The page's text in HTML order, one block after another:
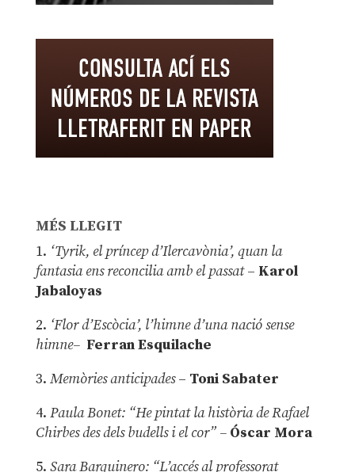
MÉS LLEGIT
1. ‘Tyrik, el príncep d’Ilercavònia’, quan la
fantasia ens reconcilia amb el passat– Karol
Jabaloyas
2. ‘Flor d’Escòcia’, l’himne d’una nació sense
himne– Ferran Esquilache
3. Memòries anticipades– Toni Sabater
4. Paula Bonet: “He pintat la història de Rafael
Chirbes des dels budells i el cor” –Óscar Mora
5. Sara Barquinero: “L’accés al professorat